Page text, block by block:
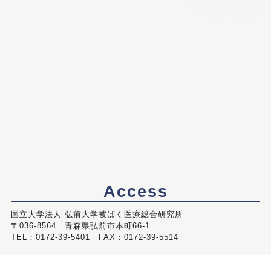
Access
国立大学法人 弘前大学被ばく医療総合研究所
〒036-8564 青森県弘前市本町66-1
TEL：0172-39-5401 FAX：0172-39-5514